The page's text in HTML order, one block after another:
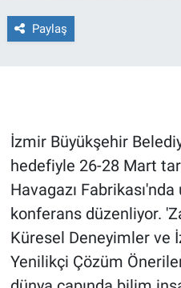
Paylaş
İzmir Büyükşehir
hedefiyle 26-28 Mart
Havagazı
konferans düzenliyor.
Küresel Deneyimler ve
Yenilikçi Çözüm